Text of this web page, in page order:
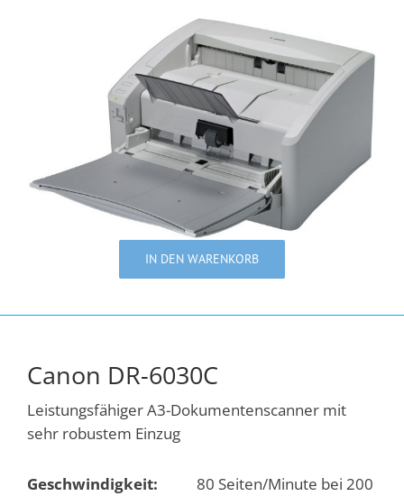
IN DEN WARENKORB
Canon DR-6030C
Leistungsfähiger A3-Dokumentenscanner mit
sehr robustem Einzug
Geschwindigkeit:
80 Seiten/Minute bei 200 dpi